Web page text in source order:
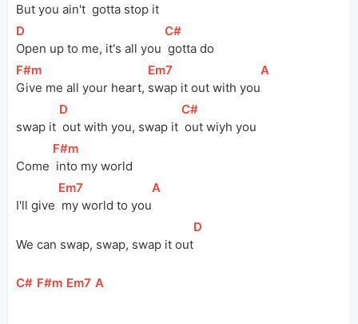
But you ain't gotta stop it
[D
Open up to me, it's all you
[
C#
gotta do
[F#m
Give me all your heart,
[Em7
swap it out with you
[
A
swap it
[D
out with you, swap it
[
C#
out wiyh you
Come
[F#m
into my world
I'll give
[Em7
my world to you
[
A
We can swap, swap, swap it out
[D
[
C# ][F#m ][Em7 ]
[
A